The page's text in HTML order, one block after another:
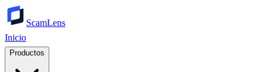
ScamLens
Inicio
Productos